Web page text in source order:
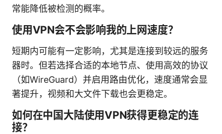
常能降低被检测的概率。
使用VPN会不会影响我的上网速度？
短期内可能有一定影响，尤其是连接到较远的服务
器时。但若选择合适的本地节点、使用高效的协议
（如WireGuard）并启用路由优化，速度通常会显
著提升，视频和大文件下载也会更稳定。
如何在中国大陆使用VPN获得更稳定的连
接？